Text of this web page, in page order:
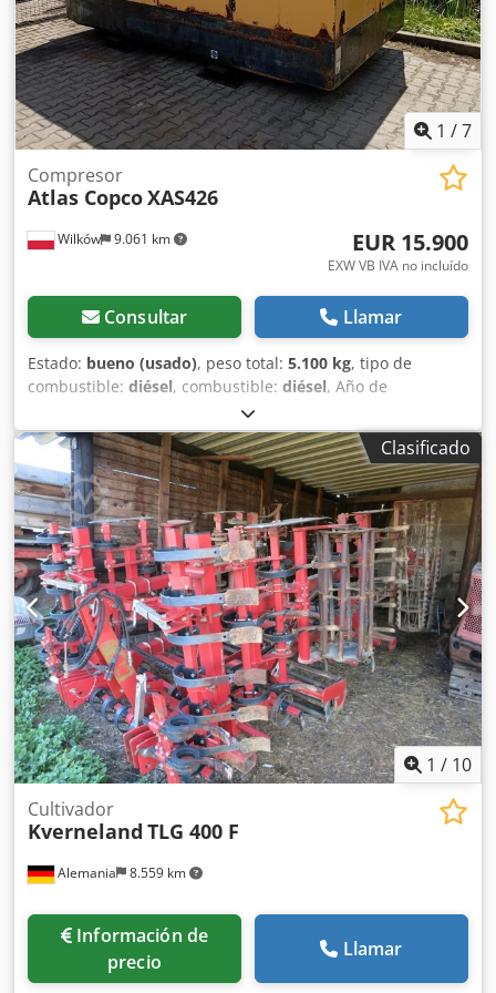
1 /7
Wilków 9.061 km
Compresor
Atlas CopcoXAS426
EUR 15.900
EXW VB IVA no incluído
Consultar Llamar
Estado: bueno (usado), peso total: 5.100 kg, tipo de
combustible: diésel, combustible: diésel, Año de
, FABRICACIÓN - ATLASCOPCO TIPO -
XAS426 S/N - YA3-062854-50542371 AÑO - 2005 Crodst Srw
Ajpfx Ahcef POTENCIA (kW) - 166 BOMBA (m3/min) - 25 CIS
(bar) - 7
Clasificado
1 / 10
Alemania 8.559 km
Cultivador
Kverneland TLG 400 F
Información de
precio
Llamar